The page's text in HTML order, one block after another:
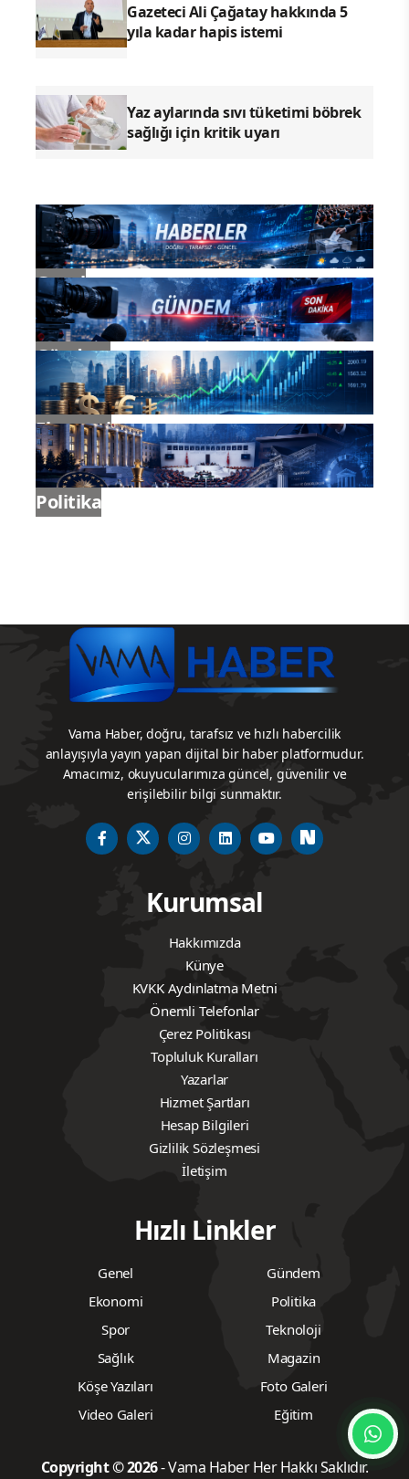
Gazeteci Ali Çağatay hakkında 5
yıla kadar hapis istemi
Yaz aylarında sıvı tüketimi böbrek
sağlığı için kritik uyarı
Genel
Gündem
Ekonomi
Politika
Vama Haber, doğru, tarafsız ve hızlı habercilik
anlayışıyla yayın yapan dijital bir haber platformudur.
Amacımız, okuyucularımıza güncel, güvenilir ve
erişilebilir bilgi sunmaktır.
Kurumsal
Hakkımızda
Künye
KVKK Aydınlatma Metni
Önemli Telefonlar
Çerez Politikası
Topluluk Kuralları
Yazarlar
Hizmet Şartları
Hesap Bilgileri
Gizlilik Sözleşmesi
İletişim
Hızlı Linkler
Genel
Gündem
Ekonomi
Politika
Spor
Teknoloji
Sağlık
Magazin
Köşe Yazıları
Foto Galeri
Video Galeri
Eğitim
Copyright © 2026- Vama Haber Her Hakkı Saklıdır.